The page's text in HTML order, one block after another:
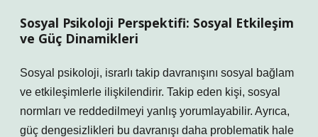
Sosyal Psikoloji Perspektifi: Sosyal Etkileşim
ve Güç Dinamikleri
Sosyal psikoloji, israrlı takip davranışını sosyal bağlam
ve etkileşimlerle ilişkilendirir. Takip eden kişi, sosyal
normları ve reddedilmeyi yanlış yorumlayabilir. Ayrıca,
güç dengesizlikleri bu davranışı daha problematik hale